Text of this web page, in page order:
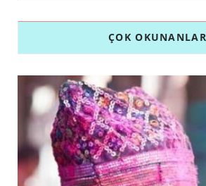
ÇOK OKUNANLAR